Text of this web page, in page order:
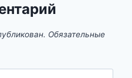
Обязательные